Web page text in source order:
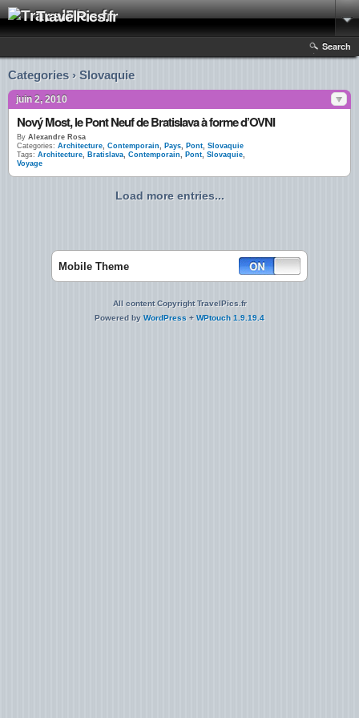
TravelPics.fr
Search
Categories › Slovaquie
juin 2, 2010
Nový Most, le Pont Neuf de Bratislava à forme d’OVNI
By Alexandre Rosa
Categories: Architecture, Contemporain, Pays, Pont, Slovaquie
Tags: Architecture, Bratislava, Contemporain, Pont, Slovaquie,
Voyage
Load more entries...
Mobile Theme
All content Copyright TravelPics.fr
Powered by WordPress + WPtouch 1.9.19.4